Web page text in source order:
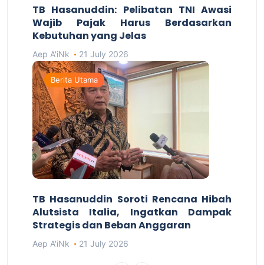
TB Hasanuddin: Pelibatan TNI Awasi
Wajib Pajak Harus Berdasarkan
Kebutuhan yang Jelas
Aep A'iNk 21 July 2026
Berita Utama
TB Hasanuddin Soroti Rencana Hibah
Alutsista Italia, Ingatkan Dampak
Strategis dan Beban Anggaran
Aep A'iNk 21 July 2026